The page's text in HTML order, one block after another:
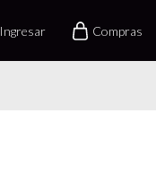
Ingresar Compras